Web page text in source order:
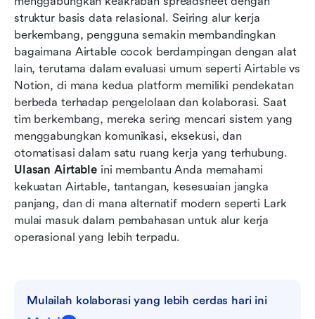
struktur basis data relasional. Seiring alur kerja
berkembang, pengguna semakin membandingkan
bagaimana Airtable cocok berdampingan dengan alat
lain, terutama dalam evaluasi umum seperti Airtable vs
Notion, di mana kedua platform memiliki pendekatan
berbeda terhadap pengelolaan dan kolaborasi. Saat
tim berkembang, mereka sering mencari sistem yang
menggabungkan komunikasi, eksekusi, dan
Ulasan Airtable ini membantu Anda memahami
kekuatan Airtable, tantangan, kesesuaian jangka
panjang, dan di mana alternatif modern seperti Lark
mulai masuk dalam pembahasan untuk alur kerja
operasional yang lebih terpadu.
Mulailah kolaborasi yang lebih cerdas hari ini
Airtable pricing dan apakah layak untuk
melakukan upgrade
Kelebihan dan kekurangan Airtable: Siapa yang
diuntungkan dan siapa yang sebaiknya
menghindarinya
Alternatif cerdas: Temui ruang kerja serba ada
Lark untuk kolaborasi yang lancar
Daftar periksa terakhir: Haruskah Anda memilih
Airtable atau Lark
Kesimpulan